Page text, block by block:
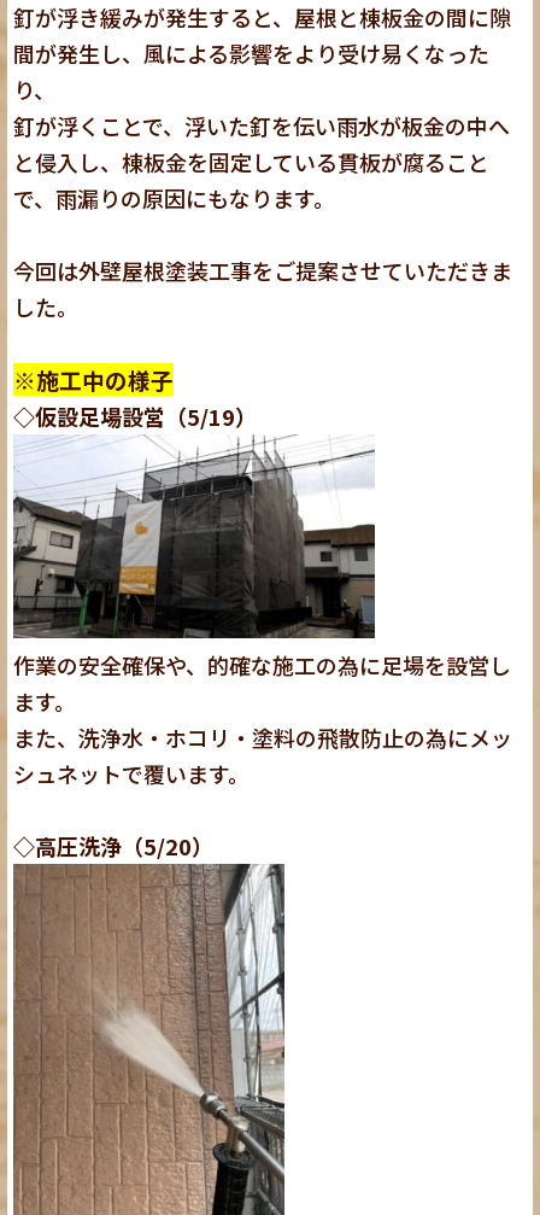
釘が浮き緩みが発生すると、屋根と棟板金の間に隙
間が発生し、風による影響をより受け易くなった
り、
釘が浮くことで、浮いた釘を伝い雨水が板金の中へ
と侵入し、棟板金を固定している貫板が腐ること
で、雨漏りの原因にもなります。
今回は外壁屋根塗装工事をご提案させていただきま
した。
※施工中の様子
◇仮設足場設営（5/19）
作業の安全確保や、的確な施工の為に足場を設営し
ます。
また、洗浄水・ホコリ・塗料の飛散防止の為にメッ
シュネットで覆います。
◇高圧洗浄（5/20）